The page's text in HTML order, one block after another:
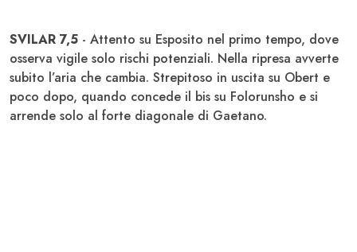
SVILAR 7,5 - Attento su Esposito nel primo tempo, dove
osserva vigile solo rischi potenziali. Nella ripresa avverte
subito l’aria che cambia. Strepitoso in uscita su Obert e
poco dopo, quando concede il bis su Folorunsho e si
arrende solo al forte diagonale di Gaetano.